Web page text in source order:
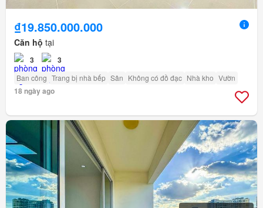
₫19.850.000.000
Căn hộ tại
3 3
Ban công Trang bị nhà bếp Sân Không có đồ đạc Nhà kho Vườn
18 ngày ago